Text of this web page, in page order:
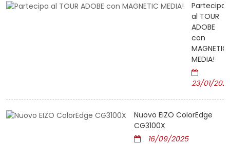
Partecipa
al TOUR
ADOBE
con
MAGNETIC
MEDIA!
23/01/
Nuovo EIZO ColorEdge
CG3100X
16/09/2025